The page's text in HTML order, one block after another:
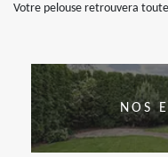
Votre pelouse retrouvera
NOS